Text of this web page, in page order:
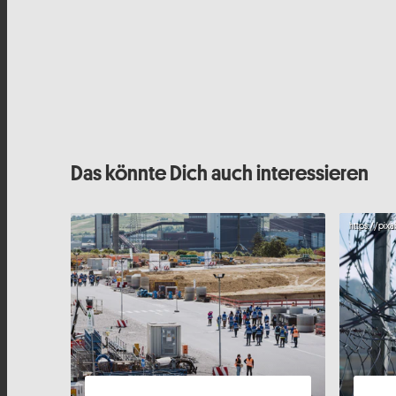
Das könnte Dich auch interessieren
https://